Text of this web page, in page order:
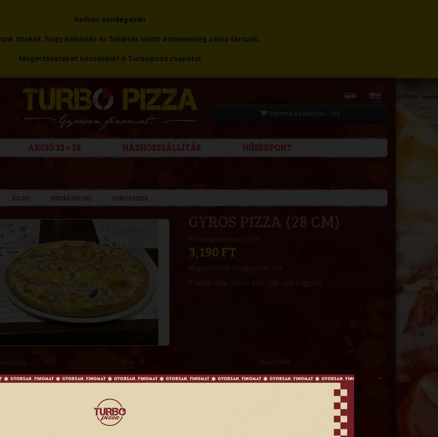
Kedves Vendégeink!
titeket, hogy költözés és felújítás miatt átmenetileg zárva tartunk.
Megértéseteket köszönjük! A Turbopizza csapata!
0 termék a kosárban - 0 Ft
AKCIÓ 32 = 28 HÁZHOZSZÁLLÍTÁS HŰSÉGPONT
ÉTLAP PIZZÁK (28 CM) GYROS PIZZA
3,190 FT
--- Kérem válasszon ---